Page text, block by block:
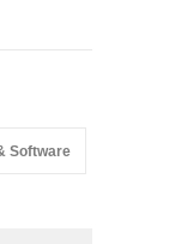
Software